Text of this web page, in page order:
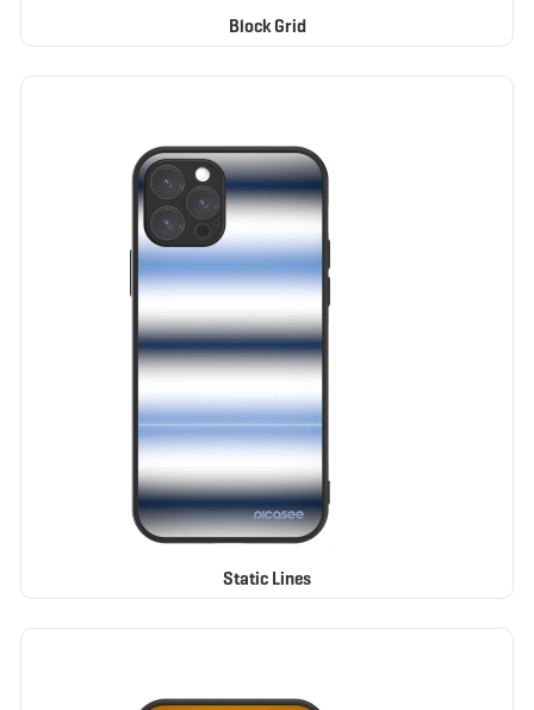
Block Grid
Static Lines